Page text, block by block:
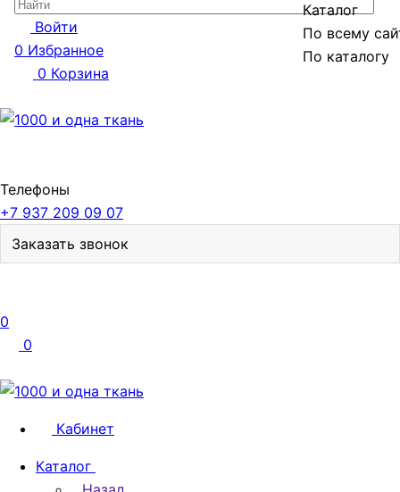
Каталог
По всему
По каталогу
Войти
0 Избранное
0 Корзина
Телефоны
+7 937 209 09 07
Заказать звонок
0
0
Кабинет
Каталог